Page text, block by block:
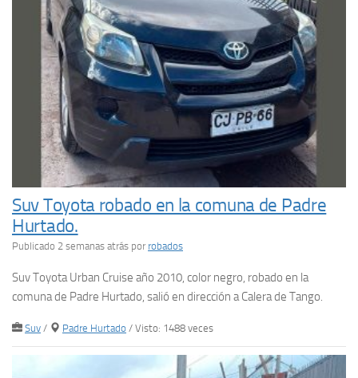
Suv Toyota robado en la comuna de Padre
Hurtado.
Publicado 2 semanas atrás por robados
Suv Toyota Urban Cruise año 2010, color negro, robado en la
comuna de Padre Hurtado, salió en dirección a Calera de Tango.
Suv / Padre Hurtado / Visto: 1488 veces